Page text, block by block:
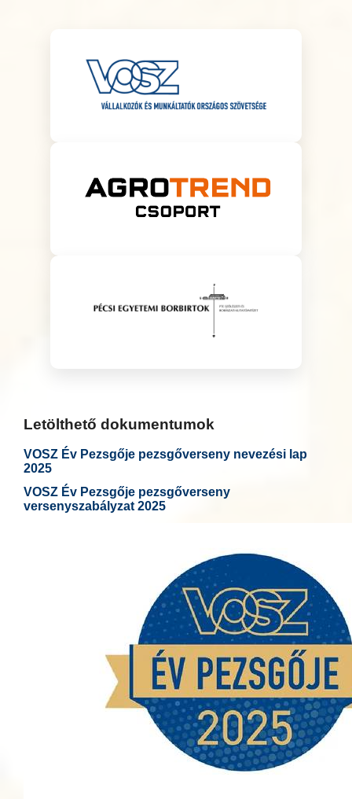
Letölthető dokumentumok
VOSZ Év Pezsgője pezsgőverseny nevezési lap
2025
VOSZ Év Pezsgője pezsgőverseny
versenyszabályzat 2025